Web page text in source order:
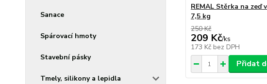
Sanace
Spárovací hmoty
Stavební pásky
Tmely, silikony a lepidla
REMAL Stěrka na zeď
7,5 kg
250 Kč
209 Kč/ks
173 Kč bez DPH
Přidat